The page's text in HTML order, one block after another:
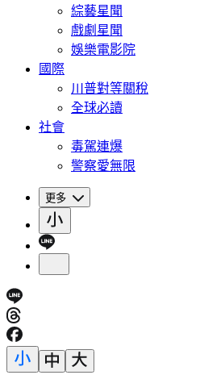
綜藝星聞
戲劇星聞
娛樂電影院
國際
川普對等關稅
全球必讀
社會
毒駕連爆
警察愛無限
更多